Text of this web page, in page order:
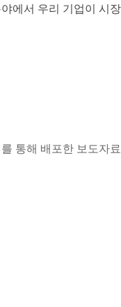
에서 우리 기업이
통해 배포한 보도자